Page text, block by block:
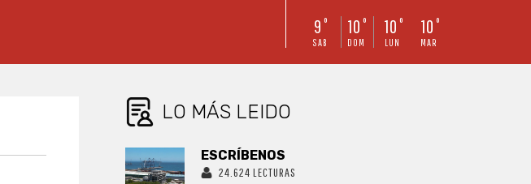
9 °
SAB
10 °
DOM
10 °
LUN
10 °
MAR
LO MÁS LEIDO
ESCRÍBENOS
24.624 LECTURAS